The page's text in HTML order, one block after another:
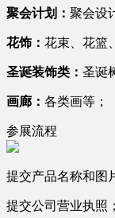
聚会计划： 聚会设
花饰： 花束、花篮
圣诞装饰类： 圣诞
画廊： 各类画等；
参展流程
提交产品名称和图
提交公司营业执照；